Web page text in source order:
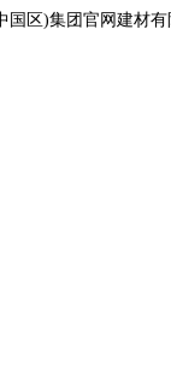
国区)集团官网建材有